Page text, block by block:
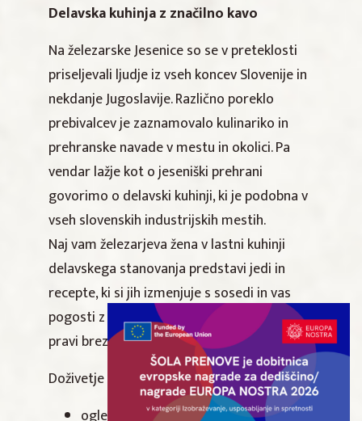
Delavska kuhinja z značilno kavo
Na železarske Jesenice so se v preteklosti
priseljevali ljudje iz vseh koncev Slovenije in
nekdanje Jugoslavije. Različno poreklo
prebivalcev je zaznamovalo kulinariko in
prehranske navade v mestu in okolici. Pa
vendar lažje kot o jeseniški prehrani
govorimo o delavski kuhinji, ki je podobna v
vseh slovenskih industrijskih mestih.
Naj vam železarjeva žena v lastni kuhinji
delavskega stanovanja predstavi jedi in
recepte, ki si jih izmenjuje s sosedi in vas
pogosti z zajtrkom – »fruštkom«, ki ne bi bil
pravi brez delavske kave.
Doživetje vključuje:
ogled delavskega stanovanja iz časa